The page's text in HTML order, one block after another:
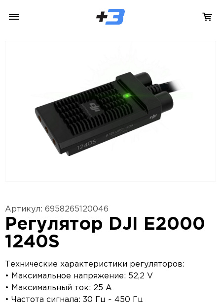
Артикул: 6958265120046
Регулятор DJI E2000
1240S
Технические характеристики регуляторов:
• Максимальное напряжение: 52,2 V
• Максимальный ток: 25 A
• Частота сигнала: 30 Гц ~ 450 Гц